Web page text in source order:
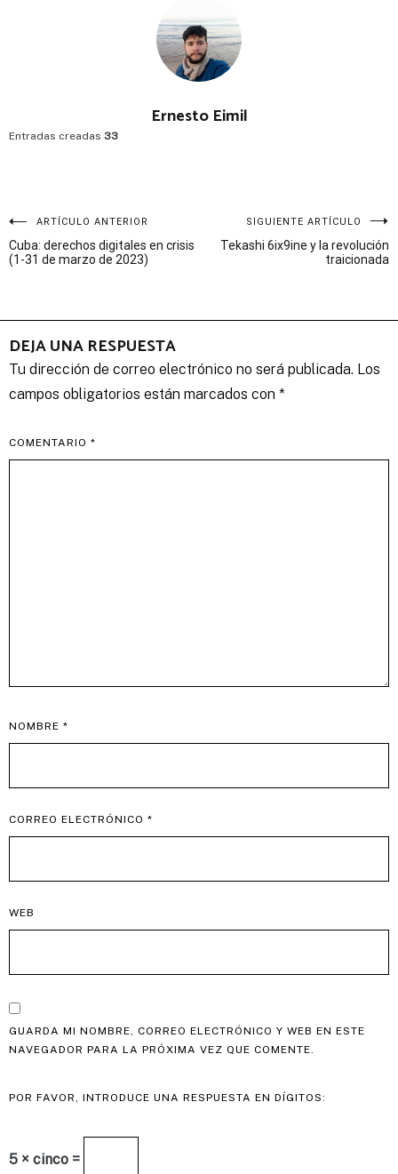
Ernesto Eimil
Entradas creadas 33
Navegación
de
ARTÍCULO ANTERIOR
Cuba: derechos digitales en crisis
(1-31 de marzo de 2023)
SIGUIENTE ARTÍCULO
Tekashi 6ix9ine y la revolución
traicionada
DEJA UNA RESPUESTA
Tu dirección de correo electrónico no será publicada. Los
campos obligatorios están marcados con *
COMENTARIO *
NOMBRE *
CORREO ELECTRÓNICO *
WEB
GUARDA MI NOMBRE, CORREO ELECTRÓNICO Y WEB EN ESTE
NAVEGADOR PARA LA PRÓXIMA VEZ QUE COMENTE.
POR FAVOR, INTRODUCE UNA RESPUESTA EN DÍGITOS:
5 × cinco =